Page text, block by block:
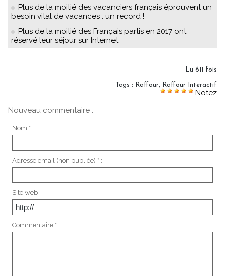
Plus de la moitié des vacanciers français éprouvent un
besoin vital de vacances : un record !
Plus de la moitié des Français partis en 2017 ont
réservé leur séjour sur Internet
Lu 611 fois
Tags : Raffour, Raffour Interactif
Notez
Nouveau commentaire :
Nom * :
Adresse email (non publiée) * :
Site web :
Commentaire * :